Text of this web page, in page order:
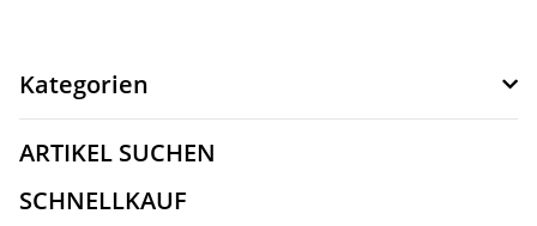
Kategorien
ARTIKEL SUCHEN
SCHNELLKAUF